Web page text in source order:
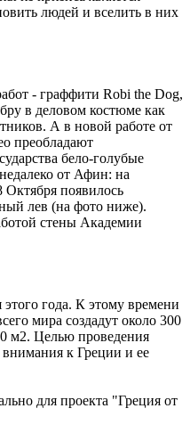
людей и вселить в них
- граффити Robi the Dog,
в деловом костюме как
А в новой работе от
преобладают
бело-голубые
от Афин: на
Октября появилось
лев (на фото ниже).
стены Академии
года. К этому времени
мира создадут около 300
м2. Целью проведения
внимания к Греции и ее
для проекта "Греция от